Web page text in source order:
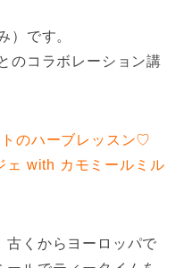
）です。
のコラボレーション講
トのハーブレッスン♡
ェ with カモミールミル
古くからヨーロッパで